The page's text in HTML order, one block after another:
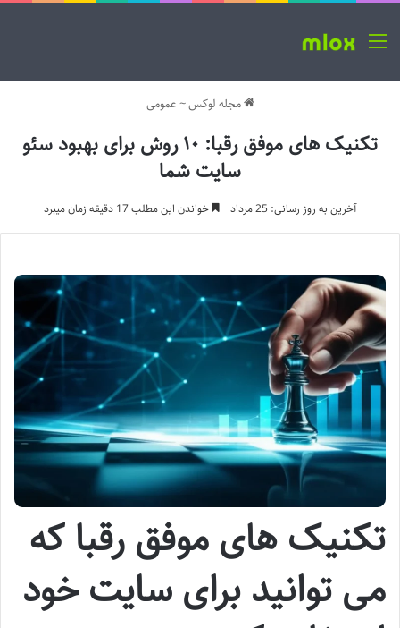
منو
مجله لوکس~ عمومی
تکنیک های موفق رقبا: ۱۰ روش برای بهبود سئو
سایت شما
آخرین به روز رسانی: 25 مرداد خواندن این مطلب 17 دقیقه زمان میبرد
تکنیک های موفق رقبا که
می توانید برای سایت خود